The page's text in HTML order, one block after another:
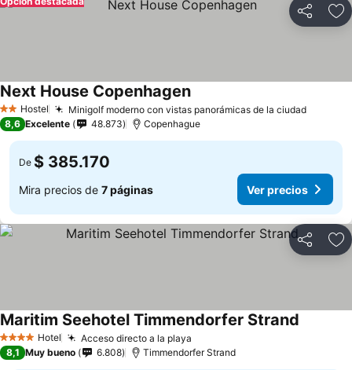
Compartir
2 Estrellas
Hostel Minigolf moderno con vistas panorámicas de la ciudad
Next House Copenhagen
8,6 Excelente 48.873 Copenhague
De $ 385.170
Mira precios de 7 páginas Ver precios
Compartir
4 EstrellasHotel Acceso directo a la playa
Maritim Seehotel Timmendorfer Strand
8,1 Muy bueno 6.808 Timmendorfer Strand